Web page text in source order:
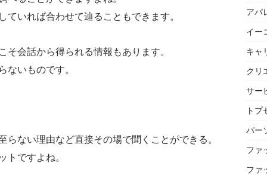
いれば合わせて辿ることもできます。
会話から得られる情報もあります。
ないものです。
ない理由など直接その場で聞くことができる。
トですよね。
アパ
イー
キャ
クリ
サー
トプ
パー
ファ
ファ